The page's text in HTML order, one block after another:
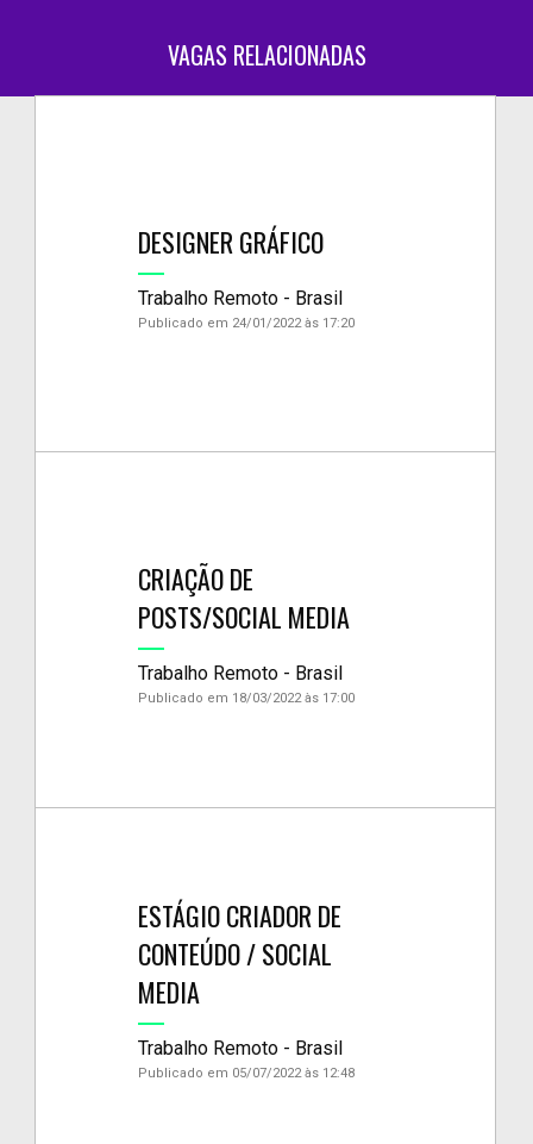
VAGAS RELACIONADAS
DESIGNER GRÁFICO
Trabalho Remoto - Brasil
Publicado em 24/01/2022 às 17:20
CRIAÇÃO DE
POSTS/SOCIAL MEDIA
Trabalho Remoto - Brasil
Publicado em 18/03/2022 às 17:00
ESTÁGIO CRIADOR DE
CONTEÚDO / SOCIAL
MEDIA
Trabalho Remoto - Brasil
Publicado em 05/07/2022 às 12:48